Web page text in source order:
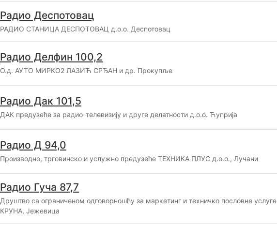
Радио Деспотовац
РАДИО СТАНИЦА ДЕСПОТОВАЦ д.о.о. Деспотовац
Радио Делфин 100,2
О.д. АУТО МИРКО2 ЛАЗИЋ СРЂАН и др. Прокупље
Радио Дак 101,5
ДАК предузеће за радио-телевизију и друге делатности д.о.о. Ћуприја
Радио Д 94,0
Производно, трговинско и услужно предузеће ТЕХНИКА ПЛУС д.о.о., Лучани
Радио Гуча 87,7
Друштво са ограниченом одговорношћу за маркетинг и техничко пословне услуге
КРУНА, Јежевица